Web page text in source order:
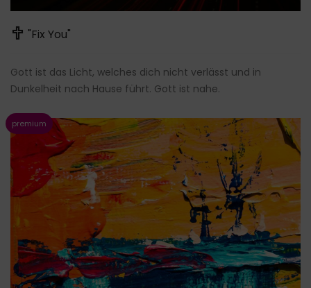
"Fix You"
Gott ist das Licht, welches dich nicht verlässt und in
Dunkelheit nach Hause führt. Gott ist nahe.